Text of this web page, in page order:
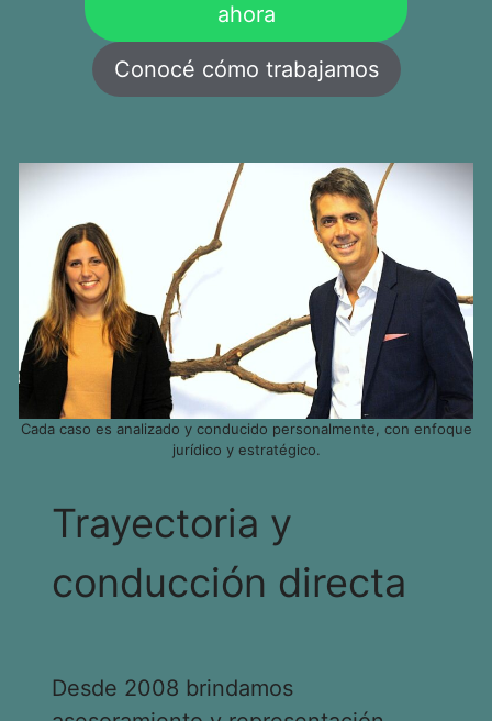
ahora
Conocé cómo trabajamos
Cada caso es analizado y conducido personalmente, con enfoque
jurídico y estratégico.
Trayectoria y
conducción directa
Desde 2008 brindamos